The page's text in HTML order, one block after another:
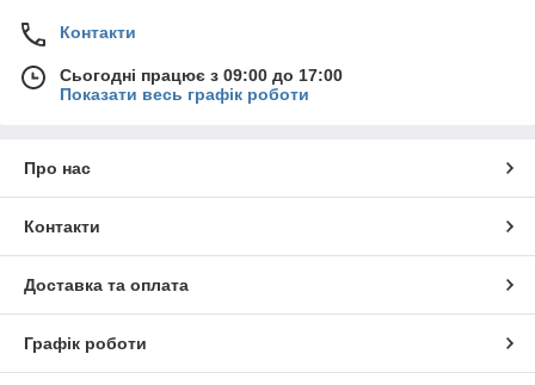
Контакти
Сьогодні працює з 09:00 до 17:00
Показати весь графік роботи
Про нас
Контакти
Доставка та оплата
Графік роботи